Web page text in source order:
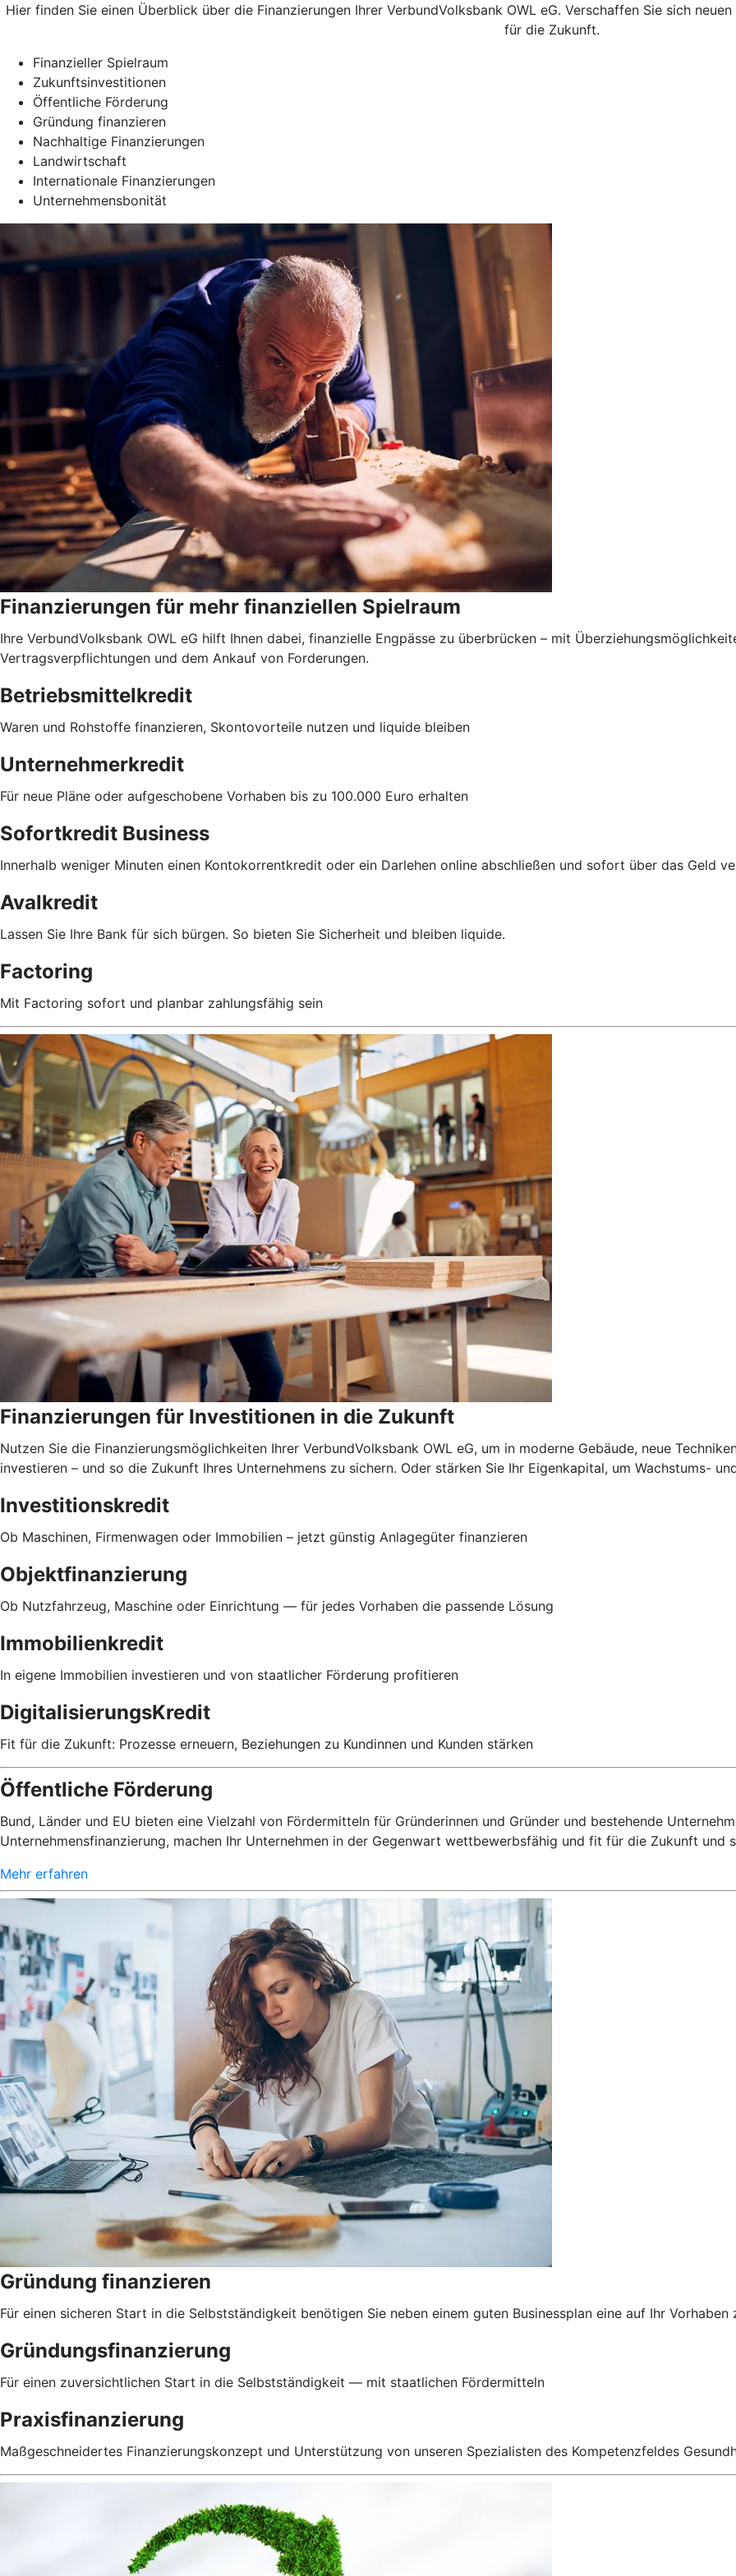
Hier finden Sie einen Überblick über die Finanzierungen Ihrer VerbundVolksbank OWL eG. Verschaffen Sie sich
für die Zukunft.
Finanzieller Spielraum
Zukunftsinvestitionen
Öffentliche Förderung
Gründung finanzieren
Nachhaltige Finanzierungen
Landwirtschaft
Internationale Finanzierungen
Unternehmensbonität
Finanzierungen für mehr finanziellen Spielraum
Ihre VerbundVolksbank OWL eG hilft Ihnen dabei, finanzielle Engpässe zu überbrücken – mit
Vertragsverpflichtungen und dem Ankauf von Forderungen.
Betriebsmittelkredit
Waren und Rohstoffe finanzieren, Skontovorteile nutzen und liquide bleiben
Unternehmerkredit
Für neue Pläne oder aufgeschobene Vorhaben bis zu 100.000 Euro erhalten
Sofortkredit Business
Innerhalb weniger Minuten einen Kontokorrentkredit oder ein Darlehen online abschließen und sofort über das Geld
Avalkredit
Lassen Sie Ihre Bank für sich bürgen. So bieten Sie Sicherheit und bleiben liquide.
Factoring
Mit Factoring sofort und planbar zahlungsfähig sein
Finanzierungen für Investitionen in die Zukunft
Nutzen Sie die Finanzierungsmöglichkeiten Ihrer VerbundVolksbank OWL eG, um in moderne Gebäude, neue
investieren – und so die Zukunft Ihres Unternehmens zu sichern. Oder stärken Sie Ihr Eigenkapital, um Wachstums-
Investitionskredit
Ob Maschinen, Firmenwagen oder Immobilien – jetzt günstig Anlagegüter finanzieren
Objektfinanzierung
Ob Nutzfahrzeug, Maschine oder Einrichtung — für jedes Vorhaben die passende Lösung
Immobilienkredit
In eigene Immobilien investieren und von staatlicher Förderung profitieren
DigitalisierungsKredit
Fit für die Zukunft: Prozesse erneuern, Beziehungen zu Kundinnen und Kunden stärken
Öffentliche Förderung
Bund, Länder und EU bieten eine Vielzahl von Fördermitteln für Gründerinnen und Gründer und bestehende
Unternehmensfinanzierung, machen Ihr Unternehmen in der Gegenwart wettbewerbsfähig und fit für die Zukunft und
Mehr erfahren
Gründung finanzieren
Für einen sicheren Start in die Selbstständigkeit benötigen Sie neben einem guten Businessplan eine auf Ihr
Gründungsfinanzierung
Für einen zuversichtlichen Start in die Selbstständigkeit — mit staatlichen Fördermitteln
Praxisfinanzierung
Maßgeschneidertes Finanzierungskonzept und Unterstützung von unseren Spezialisten des Kompetenzfeldes